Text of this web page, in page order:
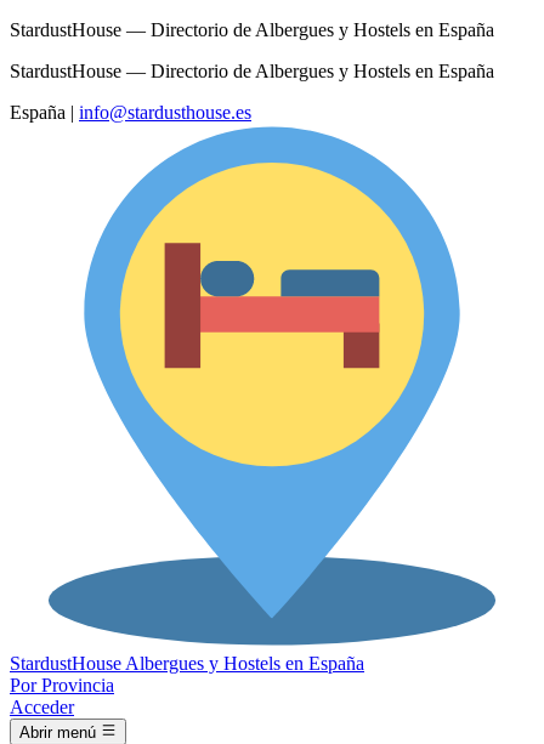
StardustHouse — Directorio de Albergues y Hostels en España
StardustHouse — Directorio de Albergues y Hostels en España
España | info@stardusthouse.es
StardustHouse Albergues y Hostels en España
Por Provincia
Acceder
Abrir menú